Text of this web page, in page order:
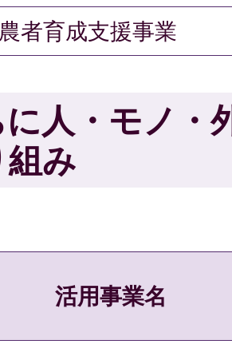
者育成支援事業
人・モノ・
み
活用事業名